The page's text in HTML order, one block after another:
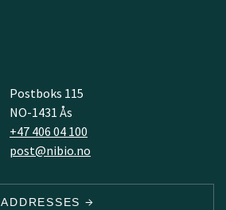
Postboks 115
NO-1431 Ås
+47 406 04 100
post@nibio.no
ADDRESSES